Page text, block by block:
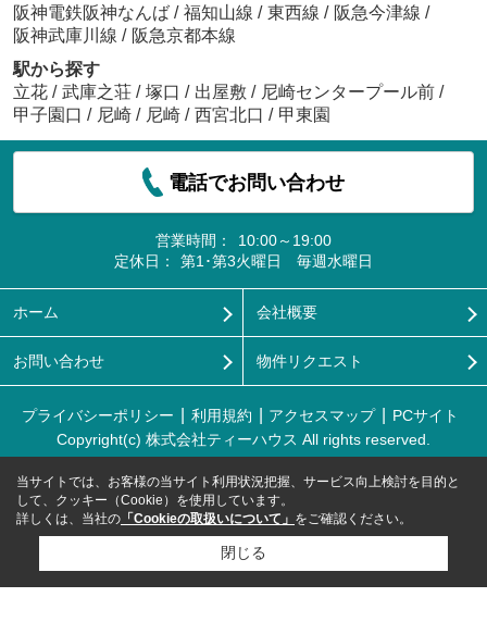
阪神電鉄阪神なんば / 福知山線 / 東西線 / 阪急今津線 /
阪神武庫川線 / 阪急京都本線
駅から探す
立花 / 武庫之荘 / 塚口 / 出屋敷 / 尼崎センタープール前 /
甲子園口 / 尼崎 / 尼崎 / 西宮北口 / 甲東園
電話でお問い合わせ
営業時間：
10:00～19:00
定休日：
第1･第3火曜日 毎週水曜日
ホーム 会社概要
お問い合わせ 物件リクエスト
プライバシーポリシー 利用規約 アクセスマップ
PCサイト
Copyright(c) 株式会社ティーハウス All rights reserved.
当サイトでは、お客様の当サイト利用状況把握、サービス向上検討を目的と
して、クッキー（Cookie）を使用しています。
詳しくは、当社の 「Cookieの取扱いについて」 をご確認ください。
閉じる